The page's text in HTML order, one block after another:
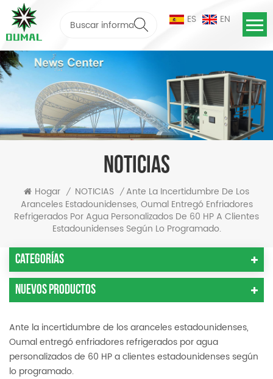
ES EN
NOTICIAS
Hogar / NOTICIAS / Ante La Incertidumbre De Los
Aranceles Estadounidenses, Oumal Entregó Enfriadores
Refrigerados Por Agua Personalizados De 60 HP A Clientes
Estadounidenses Según Lo Programado.
Categorías
Nuevos Productos
Ante la incertidumbre de los aranceles estadounidenses,
Oumal entregó enfriadores refrigerados por agua
personalizados de 60 HP a clientes estadounidenses según
lo programado.